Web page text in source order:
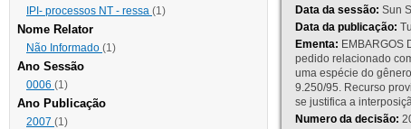
IPI- processos NT - ressa (1)
Nome Relator
Não Informado (1)
Ano Sessão
0006 (1)
Ano Publicação
2007 (1)
Data da sessão: Sun
Data da publicação:
Ementa: EMBARGOS
pedido relacionado
uma espécie do
9.250/95. Recurso
se justifica a
Numero da decisão: